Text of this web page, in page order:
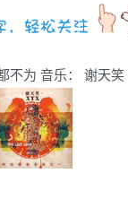
不为 音乐： 谢天